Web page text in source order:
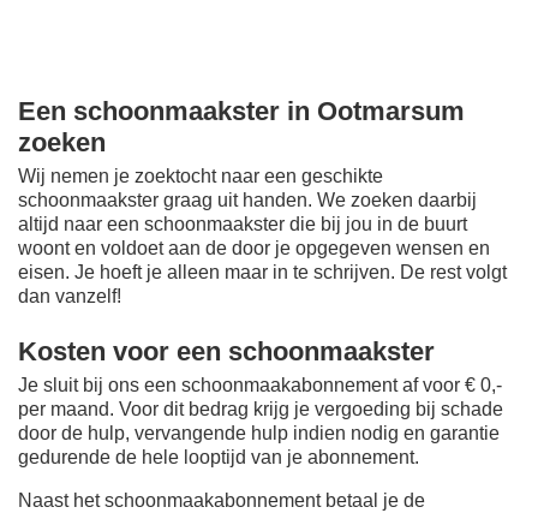
Een schoonmaakster in Ootmarsum
zoeken
Wij nemen je zoektocht naar een geschikte
schoonmaakster graag uit handen. We zoeken daarbij
altijd naar een schoonmaakster die bij jou in de buurt
woont en voldoet aan de door je opgegeven wensen en
eisen. Je hoeft je alleen maar in te schrijven. De rest volgt
dan vanzelf!
Kosten voor een schoonmaakster
Je sluit bij ons een schoonmaakabonnement af voor € 0,-
per maand. Voor dit bedrag krijg je vergoeding bij schade
door de hulp, vervangende hulp indien nodig en garantie
gedurende de hele looptijd van je abonnement.
Naast het schoonmaakabonnement betaal je de